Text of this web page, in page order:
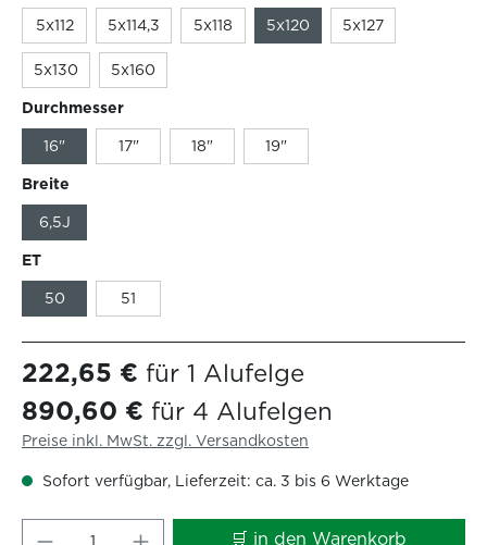
5x112 5x114,3 5x118 5x120 5x127
5x130 5x160
Durchmesser
16" 17" 18" 19"
Breite
6,5J
ET
50 51
222,65 € für 1 Alufelge
890,60 € für 4 Alufelgen
Preise inkl. MwSt. zzgl. Versandkosten
Sofort verfügbar, Lieferzeit: ca. 3 bis 6 Werktage
Produkt Anzahl: Gib den🛒 in den Warenkorb